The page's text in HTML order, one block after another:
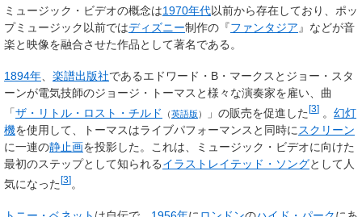
ミュージック・ビデオの概念は1970年代以前から存在しており、ポッ
プミュージック以前ではディズニー制作の『ファンタジア 』などが音
楽と映像を融合させた作品として著名である。
1894年、 楽譜出版社であるエドワード・B・マークスとジョー・スタ
ーンが電気技師のジョージ・トーマスと様々な演奏家を雇い、曲
「ザ・リトル・ロスト・チルド （英語版 ） 」の販売を促進した [3] 。 幻灯
機を使用して、トーマスはライブパフォーマンスと同時に スクリーン
に一連の静止画を投影した。これは、ミュージック・ビデオに向けた
最初のステップとして知られるイラストレイテッド・ソングとして人
気になった[3]。